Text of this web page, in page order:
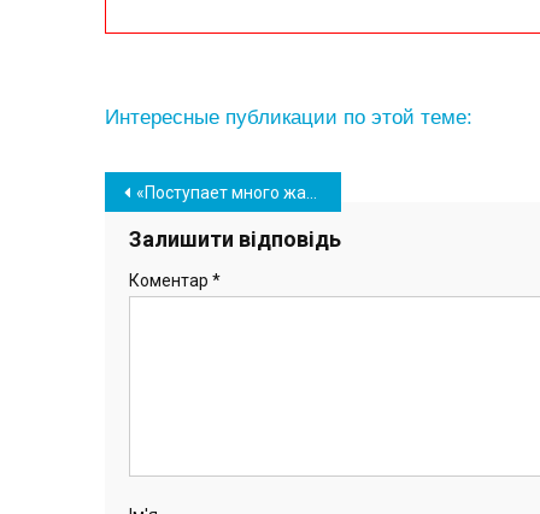
Интересные публикации по этой теме:
Навігація
записів
«Поступает много жалоб» — языковой омбудсмен направил письмо в мэрию Южного
Залишити відповідь
Коментар *